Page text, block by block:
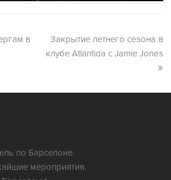
в
Закрытие летнего сезона в
клубе Atlantida с Jamie Jones
по Барселоне.
мероприятия.